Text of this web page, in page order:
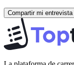
Compartir mi entrevista